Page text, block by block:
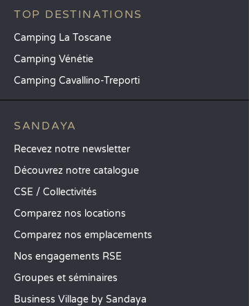
TOP DESTINATIONS
Camping La Toscane
Camping Vénétie
Camping Cavallino-Treporti
SANDAYA
Recevez notre newsletter
Découvrez notre catalogue
CSE / Collectivités
Comparez nos locations
Comparez nos emplacements
Nos engagements RSE
Groupes et séminaires
Business Village by Sandaya